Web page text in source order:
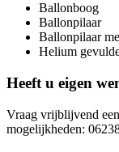
Ballonboog
Ballonpilaar
Ballonpilaar
Helium
Heeft u eigen
Vraag vrijblijvend
mogelijkheden: